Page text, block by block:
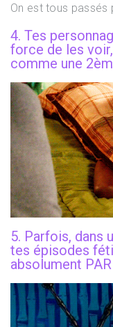
On est tous passés
4. Tes
force de les
comme une
5. Parfois, dans
tes épisodes
absolument PAR